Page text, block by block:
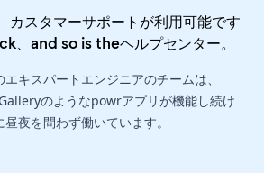
スタマーサポートが利用可能です
、and so is theヘルプセンター。
キスパートエンジニアのチームは、
のようなpowrアプリが機能し続け
昼夜を問わず働いています。